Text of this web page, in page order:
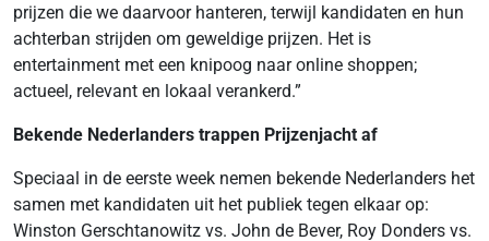
prijzen die we daarvoor hanteren, terwijl kandidaten en hun
achterban strijden om geweldige prijzen. Het is
entertainment met een knipoog naar online shoppen;
actueel, relevant en lokaal verankerd.”
Bekende Nederlanders trappen Prijzenjacht af
Speciaal in de eerste week nemen bekende Nederlanders het
samen met kandidaten uit het publiek tegen elkaar op:
Winston Gerschtanowitz vs. John de Bever, Roy Donders vs.